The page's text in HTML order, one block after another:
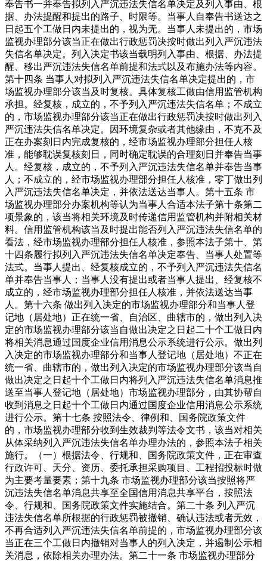
奉告书一并奉告拟列入严沉违法失信名单决定及列入事由、根
据、办法提醒和提出的路子、时限等。当事人自奉告书送达之
日起五个工做日内未提出的，视为无。当事人未提出的，市场
监视办理部分该当正在做出行政惩罚决按时做出列入严沉违法
失信名单决定。列入决定书该当载明列入事由、根据、办法提
醒、移出严沉违法失信名单前提和法式以及布施办法等内容。
第十四条 当事人对拟列入严沉违法失信名单决定提出的，市
场监视办理部分该当及时复核。具体复核工做由信用监管机构
承担。经复核，成立的，不予列入严沉违法失信名单；不成立
的，市场监视办理部分该当正在做出行政惩罚决按时做出列入
严沉违法失信名单决定。因环境复杂或者其他缘由，不克不及
正在办案刻日内完成复核的，经市场监视办理部分担任人核
准，能够耽误复核刻日，同时确定耽误的合理刻日并奉告当事
人。经复核，成立的，不予列入严沉违法失信名单并奉告当事
人；不成立的，经市场监视办理部分担任人核准，零丁做出列
入严沉违法失信名单决定，并依法送达当事人。第十五条 市
场监视办理部分办案机构等认为当事人合适本法子第十条第二
项景象的，该当将相关环境及时传递信用监管机构并附相关材
料。信用监管机构该当及时提出能否列入严沉违法失信名单的
看法，经市场监视办理部分担任人核准，参照本法子第十、第
十四条履行拟列入严沉违法失信名单决定奉告、当事人处置等
法式。当事人提出、经复核成立的，不予列入严沉违法失信名
单并奉告当事人；当事人没有提出或者当事人提出、经复核不
成立的，经市场监视办理部分担任人核准，并依法送达当事
人。第十六条 做出列入决定的市场监视办理部分和当事人登
记地（居处地）正在统一省、自治区、曲辖市的，做出列入决
定的市场监视办理部分该当自做出决定之日起二十个工做日内
将相关消息通过国度企业信用消息公示系统进行公示。做出列
入决定的市场监视办理部分和当事人登记地（居处地）不正在
统一省、曲辖市的，做出列入决定的市场监视办理部分该当自
做出决定之日起十个工做日内将列入严沉违法失信名单消息推
送至当事人登记地（居处地）市场监视办理部分，由其协帮自
收到消息之日起十个工做日内通过国度企业信用消息公示系统
进行公示。第十七条 按照法令、律例和、国务院政策文件
的，市场监视办理部分收到生效裁判等法令文书，该当对相关
从体采纳列入严沉违法失信名单办理办法的，参照本法子相关
施行。（一）根据法令、行规和、国务院政策文件，正在审查
行政许可、天分、资历、委托承担采购项目、工程招投标时做
为主要考量要素；第十九条 市场监视办理部分该当按照将严
沉违法失信名单消息共享至全国信用消息共享平台，按照法
令、行规和、国务院政策文件实施结合。第二十条 列入严沉
违法失信名单所根据的行政惩罚被撤销、确认违法或者无效，
不再合适列入严沉违法失信名单前提的，市场监视办理部分该
当正在三个工做日内撤销对当事人的列入决定，并遏制公示相
关消息，依除相关办理办法。第二十一条 市场监视办理部分